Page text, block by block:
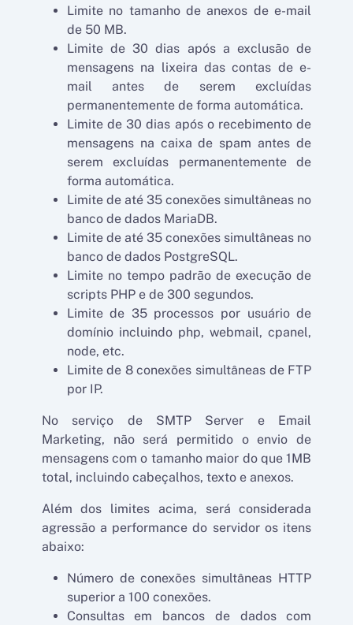
Limite no tamanho de anexos de e-mail
de 50 MB.
Limite de 30 dias após a exclusão de
mensagens na lixeira das contas de e-
mail antes de serem excluídas
permanentemente de forma automática.
Limite de 30 dias após o recebimento de
mensagens na caixa de spam antes de
serem excluídas permanentemente de
forma automática.
Limite de até 35 conexões simultâneas no
banco de dados MariaDB.
Limite de até 35 conexões simultâneas no
banco de dados PostgreSQL.
Limite no tempo padrão de execução de
scripts PHP e de 300 segundos.
Limite de 35 processos por usuário de
domínio incluindo php, webmail, cpanel,
node, etc.
Limite de 8 conexões simultâneas de FTP
por IP.
No serviço de SMTP Server e Email
Marketing, não será permitido o envio de
mensagens com o tamanho maior do que 1MB
total, incluindo cabeçalhos, texto e anexos.
Além dos limites acima, será considerada
agressão a performance do servidor os itens
abaixo:
Número de conexões simultâneas HTTP
superior a 100 conexões.
Consultas em bancos de dados com